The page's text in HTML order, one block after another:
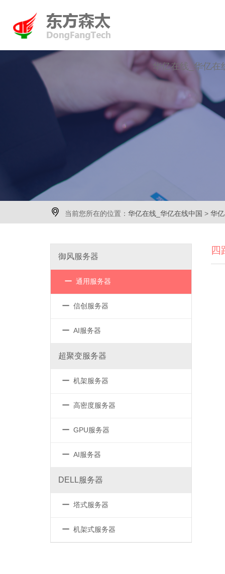
华亿在线_华亿在
 当前您所在的位置： 华亿在线_华亿在线中国 > 华
御风服务器
－ 通用服务器
－ 信创服务器
－ AI服务器
超聚变服务器
－ 机架服务器
－ 高密度服务器
－ GPU服务器
－ AI服务器
DELL服务器
－ 塔式服务器
－ 机架式服务器
四